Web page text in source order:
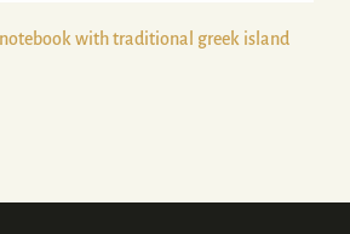
with traditional greek island